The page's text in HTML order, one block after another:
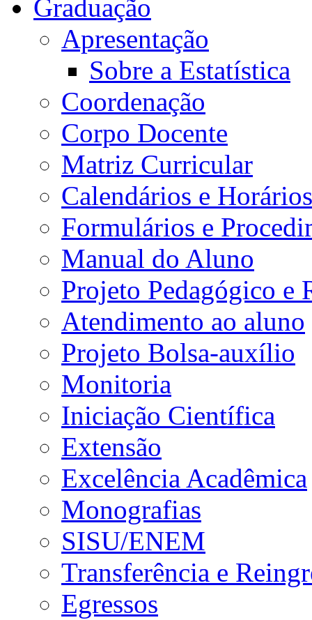
Graduação
Apresentação
Sobre a Estatística
Coordenação
Corpo Docente
Matriz Curricular
Calendários e Horários
Formulários e
Manual do Aluno
Projeto Pedagógico e
Atendimento ao aluno
Projeto Bolsa-auxílio
Monitoria
Iniciação Científica
Extensão
Excelência Acadêmica
Monografias
SISU/ENEM
Transferência e
Egressos